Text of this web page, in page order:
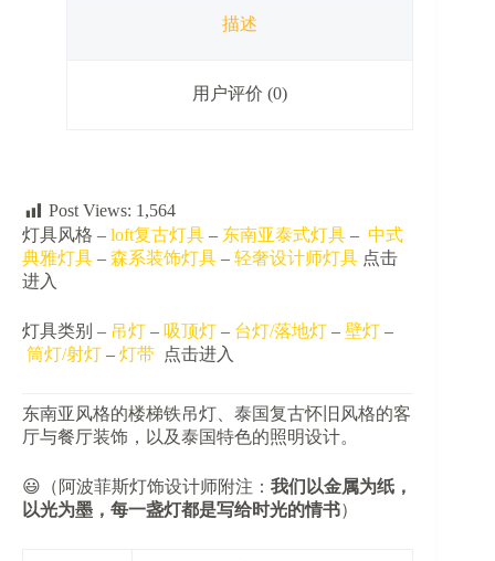
描述
用户评价 (0)
Post Views: 1,564
灯具风格 – loft复古灯具 – 东南亚泰式灯具 – 中式
典雅灯具 – 森系装饰灯具 – 轻奢设计师灯具 点击
进入
灯具类别 – 吊灯 – 吸顶灯 – 台灯/落地灯 – 壁灯 –
筒灯/射灯 – 灯带 点击进入
东南亚风格的楼梯铁吊灯、泰国复古怀旧风格的客
厅与餐厅装饰，以及泰国特色的照明设计。
😃（阿波菲斯灯饰设计师附注：​ ​我们以金属为纸，
以光为墨，每一盏灯都是写给时光的情书​​）